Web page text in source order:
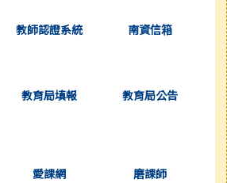
教師認證系統 南資信箱
教育局填報 教育局公告
愛課網 磨課師